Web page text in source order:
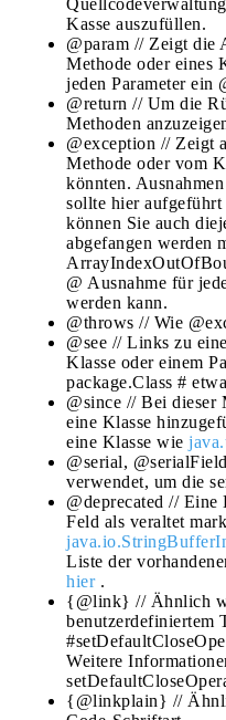
Kasse auszufüllen.
@param // Zeigt die
Methode oder eines
jeden Parameter ein
@return // Um ​​die
Methoden
@exception // Zeigt
Methode oder vom
könnten.
sollte hier aufgeführt
können Sie auch
abgefangen werden
@ Ausnahme für
werden kann.
@throws // Wie
@see // Links zu
Klasse oder einem
package.Class #
@since // Bei dieser
eine Klasse
eine Klasse wie
@serial,
verwendet, um die
@deprecated // Eine
Feld als veraltet
Liste der
hier.
{@link} // Ähnlich
benutzerdefiniertem
Weitere
{@linkplain} //